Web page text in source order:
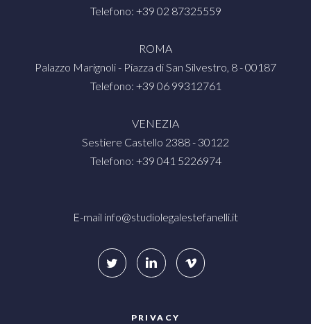
Telefono: +39 02 87325559
ROMA
Palazzo Marignoli - Piazza di San Silvestro, 8 - 00187
Telefono: +39 06 99312761
VENEZIA
Sestiere Castello 2388 - 30122
Telefono: +39 041 5226974
E-mail info@studiolegalestefanelli.it
PRIVACY